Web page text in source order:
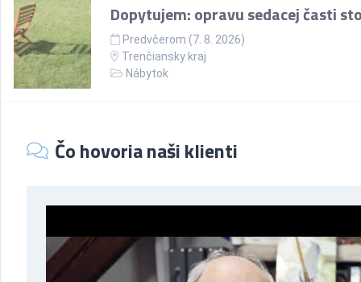
Dopytujem: opravu sedacej časti
Predvčerom (7. 8. 2026)
Trenčiansky kraj
Nábytok
Čo hovoria naši klienti